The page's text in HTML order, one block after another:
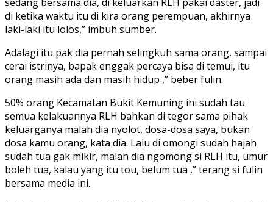
di ketika waktu itu di kira orang perempuan, akhirnya
laki-laki itu lolos,” imbuh sumber.
Adalagi itu pak dia pernah selingkuh sama orang, sampai
cerai istrinya, bapak enggak percaya bisa di temui, itu
orang masih ada dan masih hidup ,” beber fulin.
50% orang Kecamatan Bukit Kemuning ini sudah tau
semua kelakuannya RLH bahkan di tegor sama pihak
keluarganya malah dia nyolot, dosa-dosa saya, bukan
dosa kamu orang, kata dia. Lalu di omongi sudah hajah
sudah tua gak mikir, malah dia ngomong si RLH itu, umur
boleh tua, kalau yang itu tou, belum tua ,” terang si fulin
bersama media ini.